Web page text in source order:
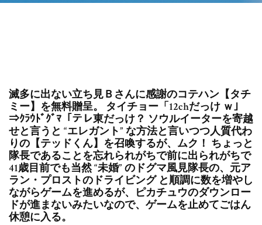
滅多に出ない立ち見Ｂさんに感謝のコテハン【タチ
ミー】を無料贈呈。 タイチョー「12chだっけ ｗ」
⇒ｸﾗｳﾄﾞｸﾞﾏ「テレ東だっけ？ ソウルイーターを寄越
せと言うと “エレガント” な方法と言いつつ人質代わ
りの【テッドくん】を召喚するが、ムク！ ちょっと
隊長であることを忘れられがちで前に出られがちで
41歳目前でも当然 “未婚” のドグマ風見隊長の、元ア
ラン・プロストのドライビング と順調に数を増やし
ながらゲームを進めるが、ピカチュウのダウンロー
ドが進まないみたいなので、ゲームを止めてごはん
休憩に入る。